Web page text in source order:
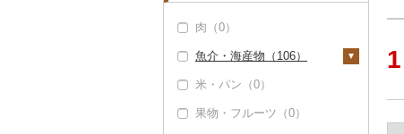
肉（0）
魚介・海産物（106）
カニ（0）
エビ（0）
米・パン（0）
果物・フルーツ（0）
1